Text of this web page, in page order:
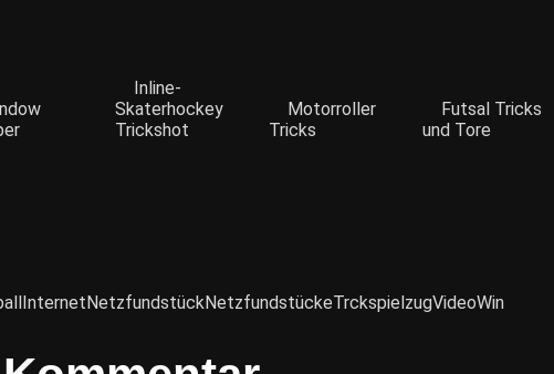
Inline-
Skaterhockey
Trickshot
Motorroller
Tricks
Futsal Tricks
und Tore
InternetNetzfundstückNetzfundstückeTrckspielzugVideoWin